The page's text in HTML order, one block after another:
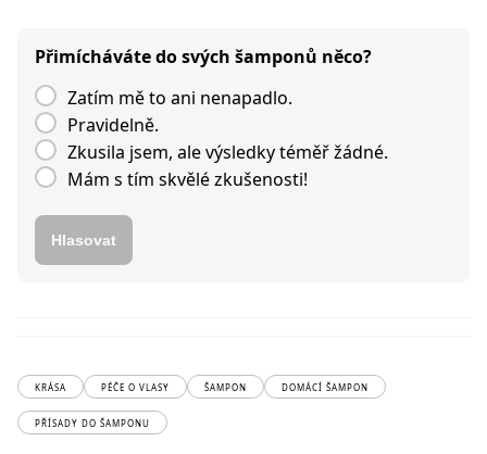
Přimícháváte do svých šamponů něco?
Zatím mě to ani nenapadlo.
Pravidelně.
Zkusila jsem, ale výsledky téměř žádné.
Mám s tím skvělé zkušenosti!
Hlasovat
KRÁSA PÉČE O VLASY ŠAMPON DOMÁCÍ ŠAMPON
PŘÍSADY DO ŠAMPONU